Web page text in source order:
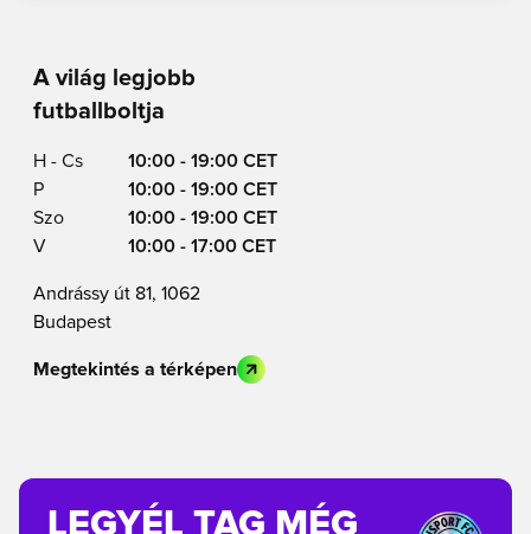
A világ legjobb
futballboltja
H - Cs
10:00 - 19:00 CET
P
10:00 - 19:00 CET
Szo
10:00 - 19:00 CET
V
10:00 - 17:00 CET
Andrássy út 81, 1062
Budapest
Megtekintés a térképen
LEGYÉL TAG MÉG